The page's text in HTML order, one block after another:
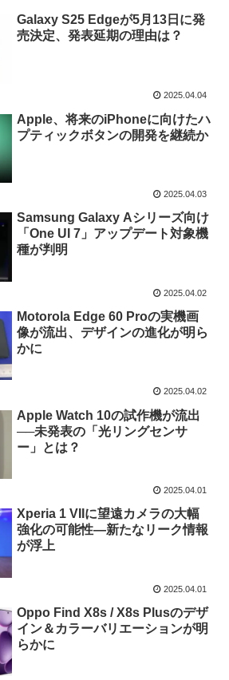
Galaxy S25 Edgeが5月13日に発
売決定、発表延期の理由は？
2025.04.04
Apple、将来のiPhoneに向けたハ
プティックボタンの開発を継続か
2025.04.03
Samsung Galaxy Aシリーズ向け
「One UI 7」アップデート対象機
種が判明
2025.04.02
Motorola Edge 60 Proの実機画
像が流出、デザインの進化が明ら
かに
2025.04.02
Apple Watch 10の試作機が流出
──未発表の「光リングセンサ
ー」とは？
2025.04.01
Xperia 1 VIIに望遠カメラの大幅
強化の可能性—新たなリーク情報
が浮上
2025.04.01
Oppo Find X8s / X8s Plusのデザ
イン＆カラーバリエーションが明
らかに